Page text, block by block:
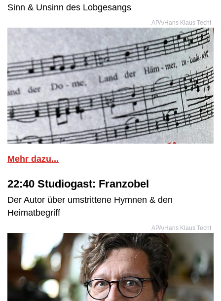
Sinn & Unsinn des Lobgesangs
APA/Hans Klaus Techt
Mehr dazu...
22:40 Studiogast: Franzobel
Der Autor über umstrittene Hymnen & den
Heimatbegriff
APA/Hans Klaus Techt